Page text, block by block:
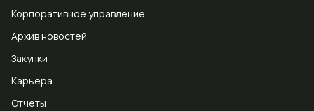
Корпоративное управление
Архив новостей
Закупки
Карьера
Отчеты